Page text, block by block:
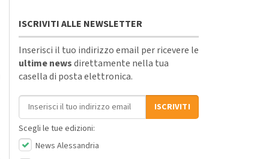
ISCRIVITI ALLE NEWSLETTER
Inserisci il tuo indirizzo email per ricevere le
ultime newsdirettamente nella tua
casella di posta elettronica.
Indirizzo email
ISCRIVITI
Scegli le tue edizioni:
News Alessandria